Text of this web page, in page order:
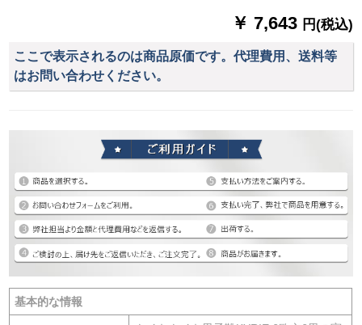
￥ 7,643 円(税込)
ここで表示されるのは商品原価です。代理費用、送料等
はお問い合わせください。
基本的な情報